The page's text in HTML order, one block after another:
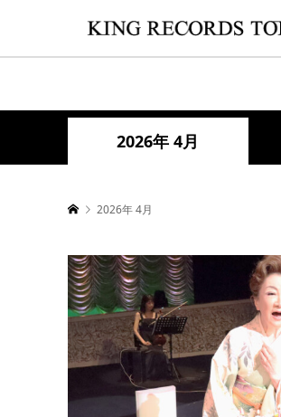
2026年 4月
2026年 4月